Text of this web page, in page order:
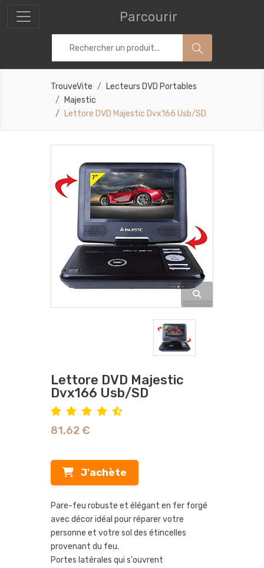
Parcourir
TrouveVite
Lecteurs DVD Portables
Majestic
Lettore DVD Majestic Dvx166 Usb/SD
Lettore DVD Majestic
Dvx166 Usb/SD
81,62 €
J'achète
Pare-feu robuste et élégant en fer forgé
avec décor idéal pour réparer votre
personne et votre sol des étincelles
provenant du feu.
Portes latérales qui s'ouvrent